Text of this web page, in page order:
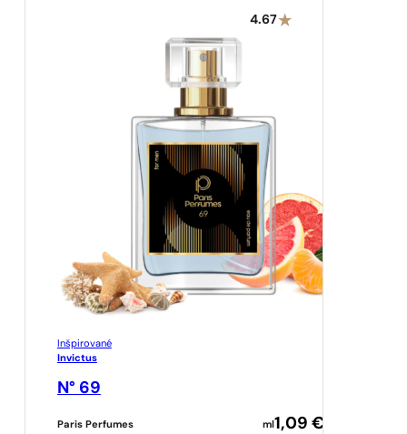
4.67
Inšpirované
Invictus
N° 69
Paris Perfumes ml 1,09 €